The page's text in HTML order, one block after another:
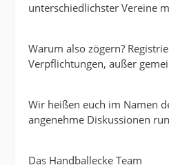
unterschiedlichster Vereine
Warum also zögern?
Verpflichtungen, außer
Wir heißen euch im Namen
angenehme Diskussionen
Das Handballecke Team